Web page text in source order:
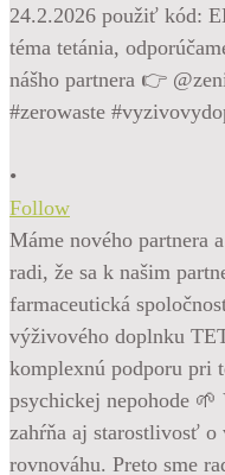
•
Follow
Máme nového partnera
radi, že sa k našim
farmaceutická
výživového doplnku
komplexnú podporu pri
psychickej nepohode
zahŕňa aj starostlivosť o
rovnováhu. Preto sme